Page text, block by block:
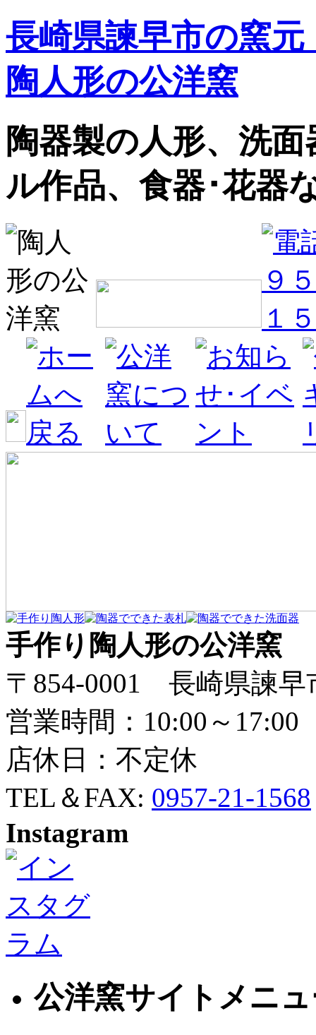
長崎県諫早市の窯
陶人形の公洋窯
陶器製の人形、洗
ル作品、食器･花器
手作り陶人形の公洋窯
〒854-0001 長崎県諫早
営業時間：10:00～17:00
店休日：不定休
TEL＆FAX: 0957-21-1568
Instagram
公洋窯サイトメニ